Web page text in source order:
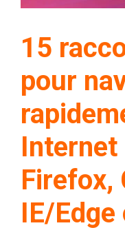
15
pour
Internet
Firefox,
IE/